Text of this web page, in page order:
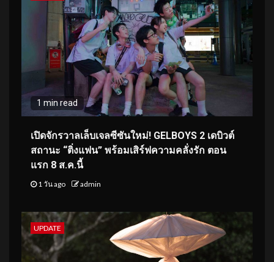
1 min read
เปิดจักรวาลเล็บเจลซีซันใหม่! GELBOYS 2 เดบิวต์
สถานะ “ติ่งแฟน” พร้อมเสิร์ฟความคลั่งรัก ตอน
แรก 8 ส.ค.นี้
1 วัน ago admin
UPDATE